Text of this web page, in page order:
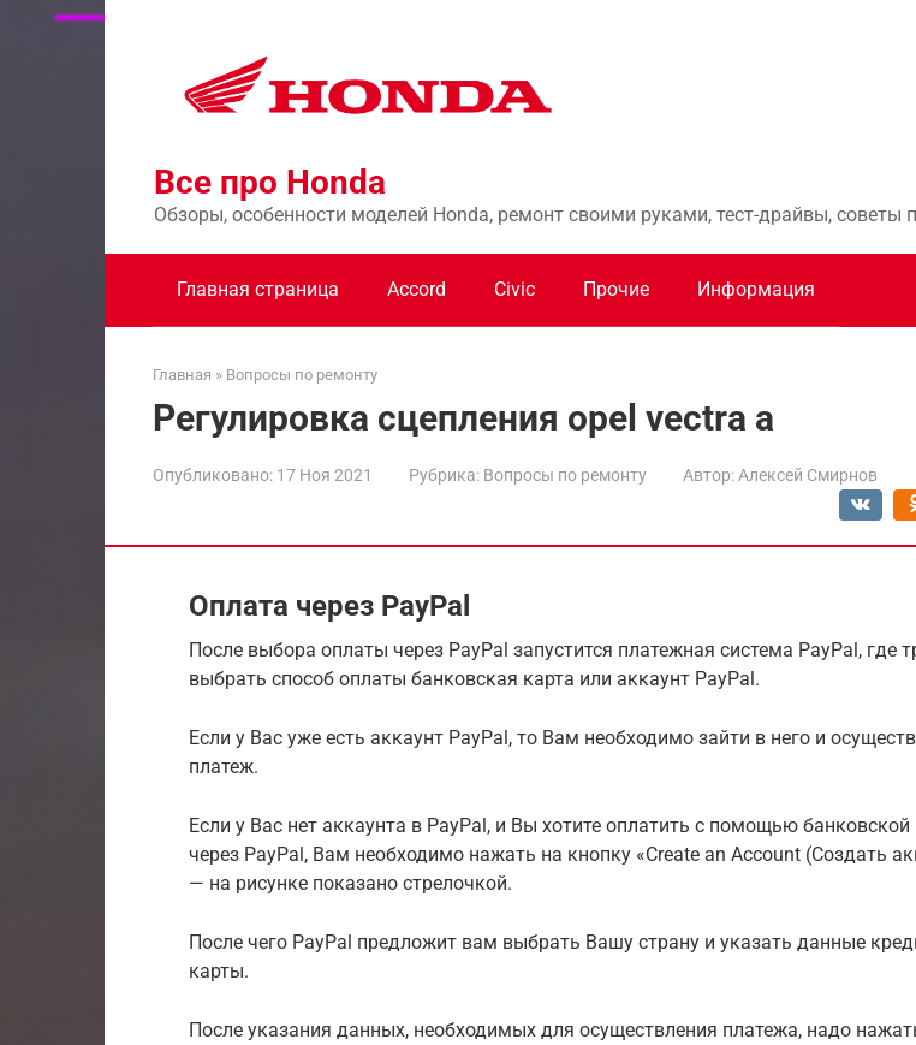
Перейти
Все про Honda
Обзоры, особенности моделей Honda, ремонт своими руками, тест-драйвы,
Главная страница Accord Civic Прочие Информация
Главная » Вопросы по ремонту
Регулировка сцепления opel vectra а
Опубликовано: 17 Ноя 2021 Рубрика: Вопросы по ремонту Автор: Алексей Смирнов
Оплата через PayPal
После выбора оплаты через PayPal запустится платежная система PayPal, где
выбрать способ оплаты банковская карта или аккаунт PayPal.
Если у Вас уже есть аккаунт PayPal, то Вам необходимо зайти в него и
платеж.
Если у Вас нет аккаунта в PayPal, и Вы хотите оплатить с помощью банковской
через PayPal, Вам необходимо нажать на кнопку «Create an Account (Создать
— на рисунке показано стрелочкой.
После чего PayPal предложит вам выбрать Вашу страну и указать данные
карты.
После указания данных, необходимых для осуществления платежа, надо